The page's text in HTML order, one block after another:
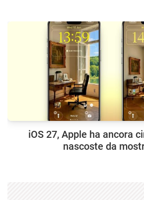
iOS 27, Apple ha ancora
nascoste da